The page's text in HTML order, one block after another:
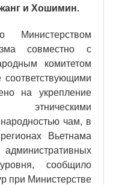
и Хошимин.
Министерством
совместно с
комитетом
соответствующими
на укрепление
этническими
чам, в
Вьетнама
сообщило
при Министерстве